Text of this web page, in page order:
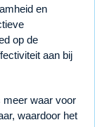
en
op de
aan bij
meer waar voor
waardoor het